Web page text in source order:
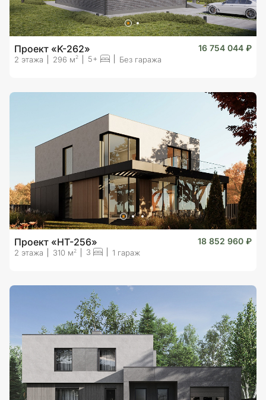
Проект «K-262» 16 754 044 ₽
2 этажа 296 м2 5+ Без гаража
Проект «HT-256» 18 852 960 ₽
2 этажа 310 м 2 3 1 гараж